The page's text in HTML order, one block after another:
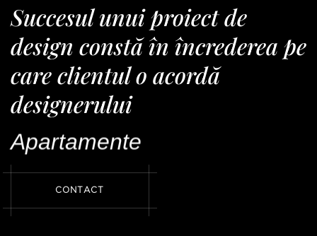
Succesul unui proiect de
design constă în încrederea pe
care clientul o acordă
designerului
Apartamente
CO NTACT